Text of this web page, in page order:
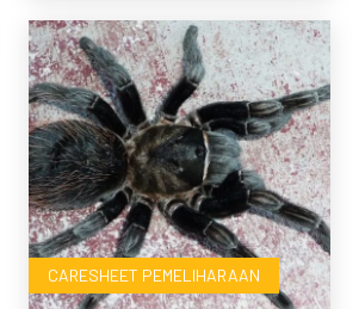
CARESHEET PEMELIHARAAN